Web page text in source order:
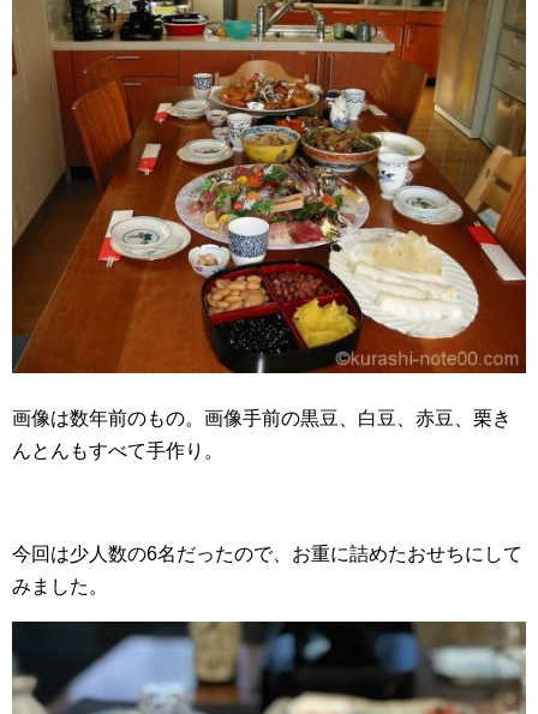
画像は数年前のもの。画像手前の黒豆、白豆、赤豆、栗き
んとんもすべて手作り。
今回は少人数の6名だったので、お重に詰めたおせちにして
みました。